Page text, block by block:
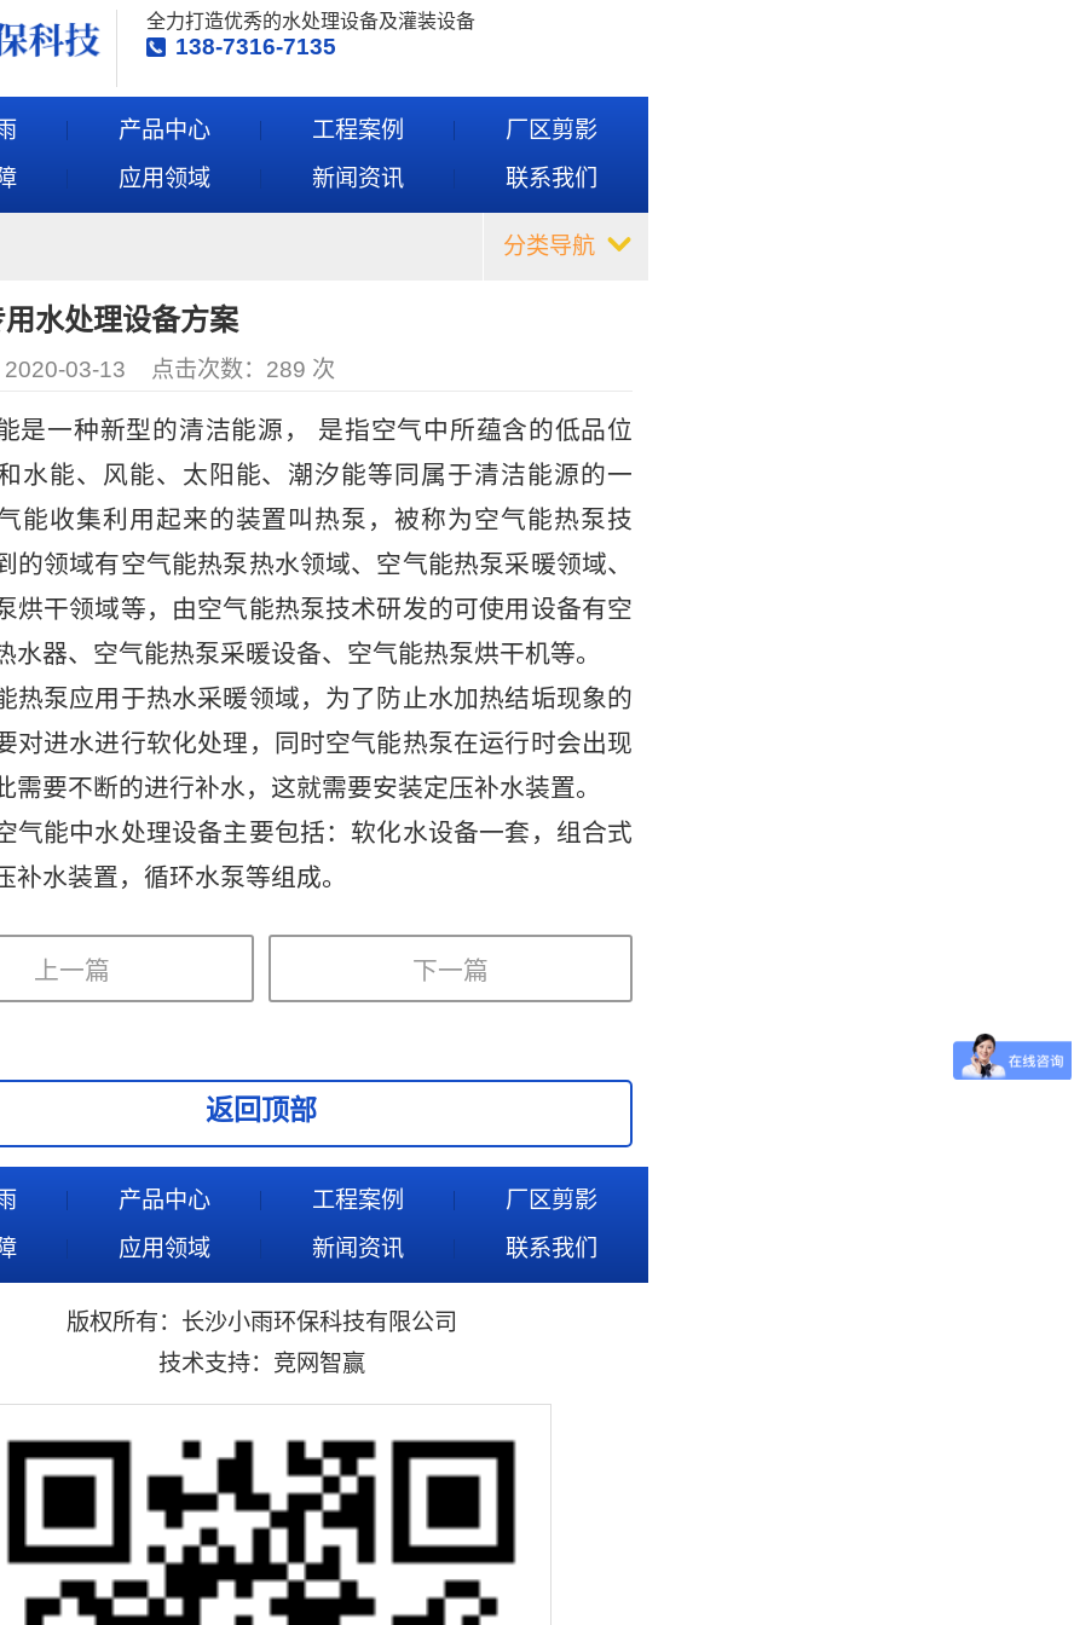
全力打造优秀的水处理设备及灌装设备
138-7316-7135
产品中心 工程案例
厂区剪影
应用领域 新闻资讯 联系我们
分类导航
水处理设备方案
03-13 点击次数： 289 次
一种新型的清洁能源， 是指空气中所蕴含的低品位
水能、风能、太阳能、潮汐能等同属于清洁能源的一
能收集利用起来的装置叫热泵，被称为空气能热泵技
的领域有空气能热泵热水领域、空气能热泵采暖领域、
烘干领域等，由空气能热泵技术研发的可使用设备有空
水器、空气能热泵采暖设备、空气能热泵烘干机等。
泵应用于热水采暖领域，为了防止水加热结垢现象的
对进水进行软化处理，同时空气能热泵在运行时会出现
需要不断的进行补水，这就需要安装定压补水装置。
能中水处理设备主要包括：软化水设备一套，组合式
补水装置，循环水泵等组成。
上一篇 下一篇
返回顶部
产品中心 工程案例
厂区剪影
应用领域 新闻资讯 联系我们
版权所有：长沙小雨环保科技有限公司
技术支持： 竞网智赢